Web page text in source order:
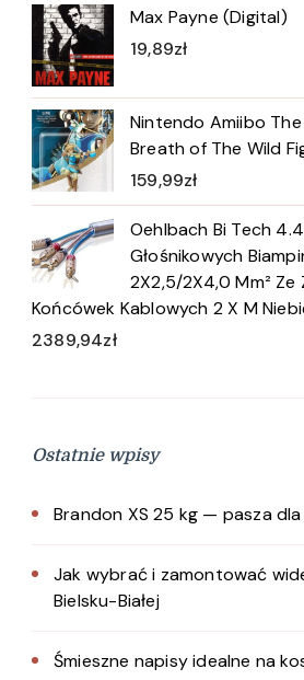
Max Payne (Digital)
19,89zł
Nintendo Amiibo
Breath of The Wild
159,99zł
Oehlbach Bi Tech
Głośnikowych
2X2,5/2X4,0 Mm² Ze
Końcówek Kablowych 2 X M
2389,94zł
Ostatnie wpisy
Brandon XS 25 kg — pasza
Jak wybrać i zamontować
Bielsku-Białej
Śmieszne napisy idealne na